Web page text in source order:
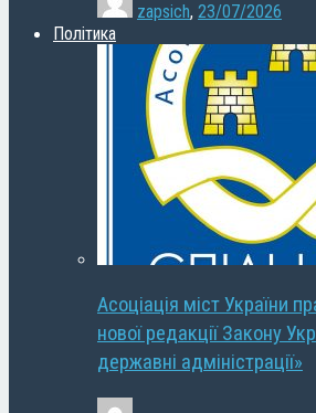
zapsich, 23/07/2026
Політика
Асоціація міст України
нової редакції Закону
державні адміністрації»